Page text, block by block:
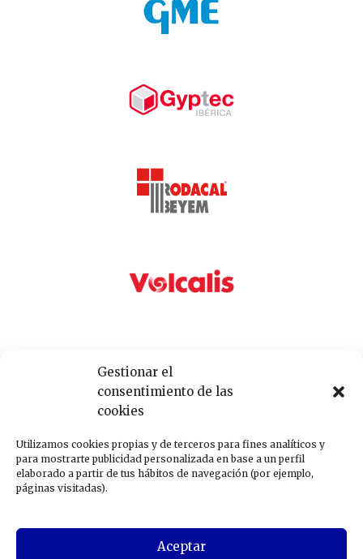
Gestionar el
consentimiento de las
cookies
Utilizamos cookies propias y de terceros para fines analíticos y
para mostrarte publicidad personalizada en base a un perfil
elaborado a partir de tus hábitos de navegación (por ejemplo,
páginas visitadas).
Aceptar